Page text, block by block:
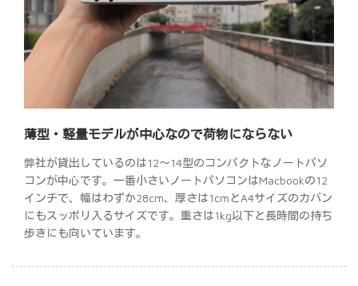
薄型・軽量モデルが中心なので荷物にならない
弊社が貸出しているのは12～14型のコンパクトなノートパソ
コンが中心です。一番小さいノートパソコンはMacbookの12
インチで、幅はわずか28cm、厚さは1cmとA4サイズのカバン
にもスッポリ入るサイズです。重さは1kg以下と長時間の持ち
歩きにも向いています。